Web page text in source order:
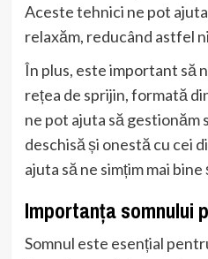
Aceste tehnici ne pot ajuta
relaxăm, reducând astfel
În plus, este important să
rețea de sprijin, formată
ne pot ajuta să gestionăm
deschisă și onestă cu cei
ajuta să ne simțim mai
Importanța somnului
Somnul este esențial